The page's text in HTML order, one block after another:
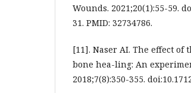
Wounds. 2021;20(1):55-59.
31. PMID: 32734786.
[11]. Naser AI. The effect of
bone hea-ling: An
2018;7(8):350-355.